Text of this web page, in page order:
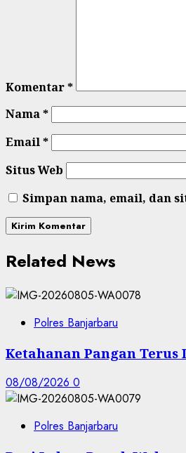
Komentar*
Nama*
Email*
Situs Web
Simpan nama, email, dan
Related News
Polres Banjarbaru
Ketahanan Pangan
08/08/2026 0
Polres Banjarbaru